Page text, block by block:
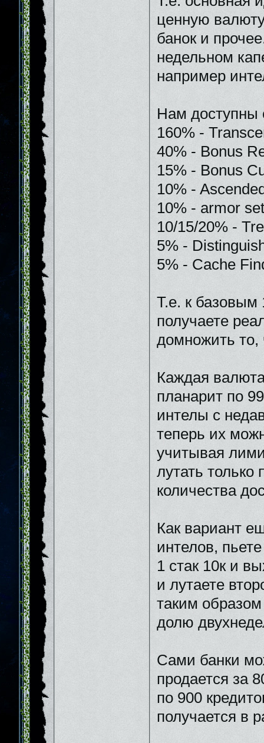
ценную
банок и
недельном
например
Нам
160% -
40% - Bonus
15% - Bonus
10% -
10% - armor
10/15/20% -
5% -
5% - Cache
Т.е. к базовым
получаете
домножить то,
Каждая
планарит по
интелы с
теперь их
учитывая
лутать только
количества
Как вариант
интелов,
1 стак 10к и
и лутаете
таким
долю
Сами банки
продается за
по 900
получается в